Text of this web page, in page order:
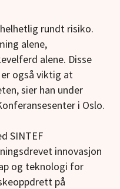
rundt risiko.
alene,
alene. Disse
også viktig at
sier han under
i Oslo.
SINTEF
innovasjon
og teknologi for
på